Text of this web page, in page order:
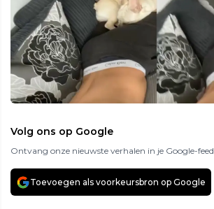
Volg ons op Google
Ontvang onze nieuwste verhalen in je Google-feed
Toevoegen als voorkeursbron op Google